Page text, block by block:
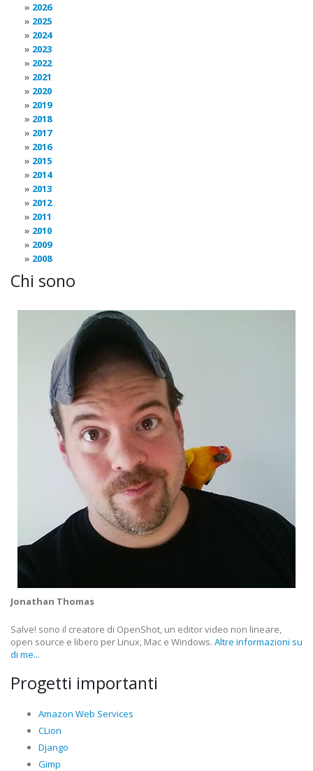
2026
2025
2024
2023
2022
2021
2020
2019
2018
2017
2016
2015
2014
2013
2012
2011
2010
2009
2008
Chi sono
Jonathan Thomas
Salve! sono il creatore di OpenShot, un editor video non lineare,
open source e libero per Linux, Mac e Windows. Altre informazioni su
di me...
Progetti importanti
Amazon Web Services
CLion
Django
Gimp